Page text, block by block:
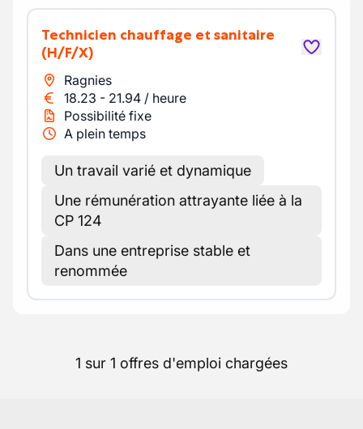
Technicien chauffage et sanitaire
(H/F/X)
Ragnies
18.23 - 21.94 / heure
Possibilité fixe
A plein temps
Un travail varié et dynamique
Une rémunération attrayante liée à la
CP 124
Dans une entreprise stable et
renommée
1 sur 1 offres d'emploi chargées